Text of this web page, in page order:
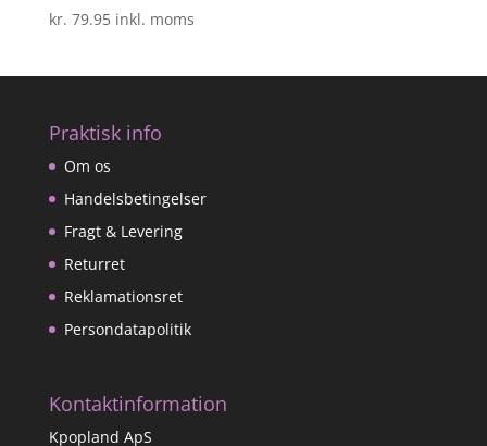
kr. 79.95 inkl. moms
Praktisk info
Om os
Handelsbetingelser
Fragt & Levering
Returret
Reklamationsret
Persondatapolitik
Kontaktinformation
Kpopland ApS